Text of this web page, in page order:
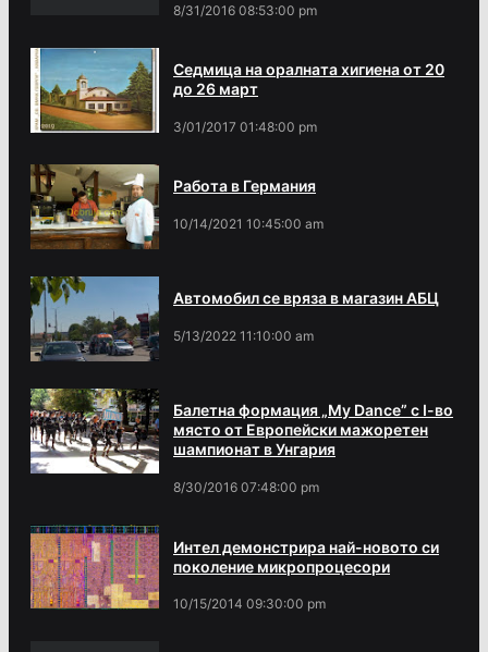
8/31/2016 08:53:00 pm
Седмица на оралната хигиена от 20
до 26 март
3/01/2017 01:48:00 pm
Работа в Германия
10/14/2021 10:45:00 am
Автомобил се вряза в магазин АБЦ
5/13/2022 11:10:00 am
Балетна формация „My Dance” с І-во
място от Европейски мажоретен
шампионат в Унгария
8/30/2016 07:48:00 pm
Интел демонстрира най-новото си
поколение микропроцесори
10/15/2014 09:30:00 pm